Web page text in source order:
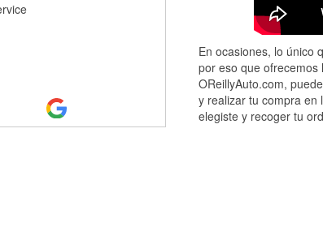
En ocasiones, lo único
por eso que
OReillyAuto.com,
y realizar tu compra en
elegiste y recoger tu